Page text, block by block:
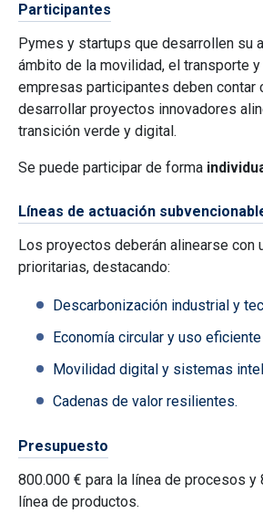
Participantes
Pymes y startups que desarrollen su
ámbito de la movilidad, el transporte
empresas participantes deben contar
desarrollar proyectos innovadores
transición verde y digital.
Se puede participar de forma
Líneas de actuación
Los proyectos deberán alinearse con
prioritarias, destacando:
Descarbonización industrial y
Economía circular y uso
Movilidad digital y sistemas
Cadenas de valor resilientes.
Presupuesto
800.000 € para la línea de procesos y
línea de productos.